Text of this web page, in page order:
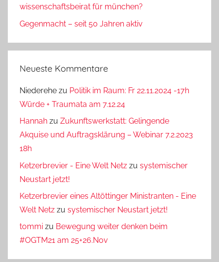
wissenschaftsbeirat für münchen?
Gegenmacht – seit 50 Jahren aktiv
Neueste Kommentare
Niederehe zu Politik im Raum: Fr 22.11.2024 -17h
Würde + Traumata am 7.12.24
Hannah zu Zukunftswerkstatt: Gelingende
Akquise und Auftragsklärung – Webinar 7.2.2023
18h
Ketzerbrevier - Eine Welt Netz zu systemischer
Neustart jetzt!
Ketzerbrevier eines Altöttinger Ministranten - Eine
Welt Netz zu systemischer Neustart jetzt!
tommi zu Bewegung weiter denken beim
#OGTM21 am 25+26.Nov